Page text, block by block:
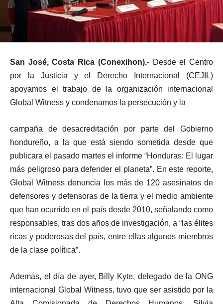
San José, Costa Rica (Conexihon).-Desde el Centro
por la Justicia y el Derecho Internacional (CEJIL)
apoyamos el trabajo de la organización internacional
Global Witness y condenamos la persecución y la
campaña de desacreditación por parte del Gobierno
hondureño, a la que está siendo sometida desde que
publicara el pasado martes el informe “Honduras: El lugar
más peligroso para defender el planeta”. En este reporte,
Global Witness denuncia los más de 120 asesinatos de
defensores y defensoras de la tierra y el medio ambiente
que han ocurrido en el país desde 2010, señalando como
responsables, tras dos años de investigación, a “las élites
ricas y poderosas del país, entre ellas algunos miembros
de la clase política”.
Además, el día de ayer, Billy Kyte, delegado de la ONG
internacional Global Witness, tuvo que ser asistido por la